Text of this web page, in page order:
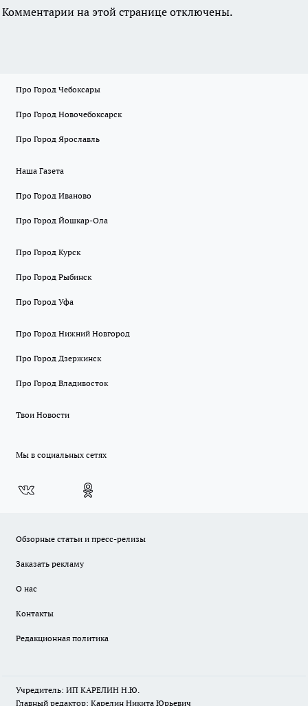
Комментарии на этой странице отключены.
Про Город Чебоксары
Про Город Новочебоксарск
Про Город Ярославль
Наша Газета
Про Город Иваново
Про Город Йошкар-Ола
Про Город Курск
Про Город Рыбинск
Про Город Уфа
Про Город Нижний Новгород
Про Город Дзержинск
Про Город Владивосток
Твои Новости
Мы в социальных сетях
Обзорные статьи и пресс-релизы
Заказать рекламу
О нас
Контакты
Редакционная политика
Учредитель: ИП КАРЕЛИН Н.Ю.
Главный редактор: Карелин Никита Юрьевич